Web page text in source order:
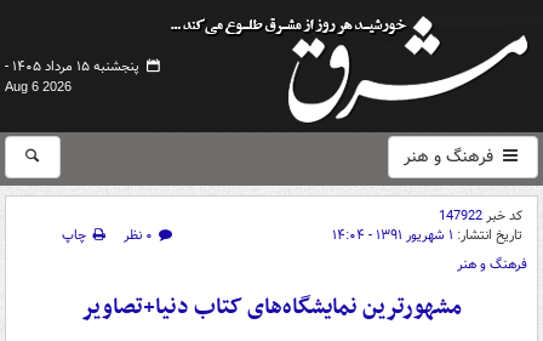
پنجشنبه ۱۵ مرداد ۱۴۰۵ -
Aug 6 2026
فرهنگ و هنر
کد خبر147922
تاریخ انتشار: ۱ شهریور ۱۳۹۱ - ۱۴:۰۴ ۰ نظر
چاپ
فرهنگ و هنر
مشهورترین نمایشگاه‌های کتاب دنیا+تصاویر